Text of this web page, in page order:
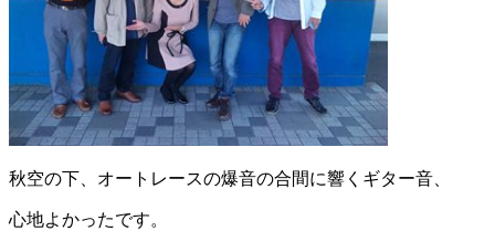
秋空の下、オートレースの爆音の合間に響くギター音、
心地よかったです。